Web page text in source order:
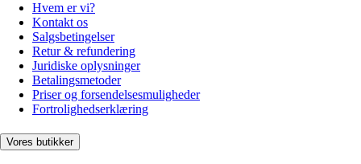
Hvem er vi?
Kontakt os
Salgsbetingelser
Retur & refundering
Juridiske oplysninger
Betalingsmetoder
Priser og forsendelsesmuligheder
Fortrolighedserklæring
Vores butikker